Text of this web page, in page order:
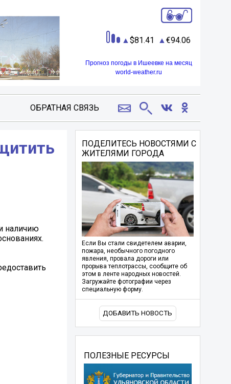
81.41 94.06
Прогноз погоды в Ишеевке на месяц
world-weather.ru
ОБРАТНАЯ СВЯЗЬ
наличию
ПОДЕЛИТЕСЬ НОВОСТЯМИ С
ЖИТЕЛЯМИ ГОРОДА
Если Вы стали свидетелем аварии,
пожара, необычного погодного
явления, провала дороги или
прорыва теплотрассы, сообщите об
этом в ленте народных новостей.
Загружайте фотографии через
специальную форму.
ДОБАВИТЬ НОВОСТЬ
ПОЛЕЗНЫЕ РЕСУРСЫ